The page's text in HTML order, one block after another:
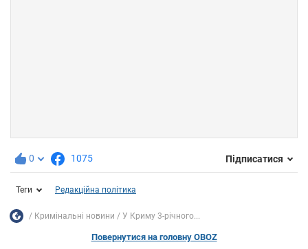
0 1075 Підписатися
Теги Редакційна політика
Кримінальні новини У Криму 3-річного...
Повернутися на головну OBOZ